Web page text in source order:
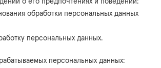
о его предпочтениях и поведении:
обработки персональных данных
персональных данных.
персональных данных: